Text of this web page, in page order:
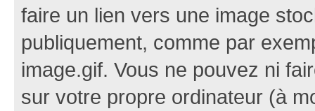
faire un lien vers une image
publiquement, comme par
image.gif. Vous ne pouvez ni
sur votre propre ordinateur (à